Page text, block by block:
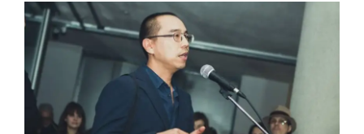
ATKŪRIMO
DIENOS
IŠVAKARĖSE
–
ITIN
LAUKTA
AUDRIAUS
JUZĖNO